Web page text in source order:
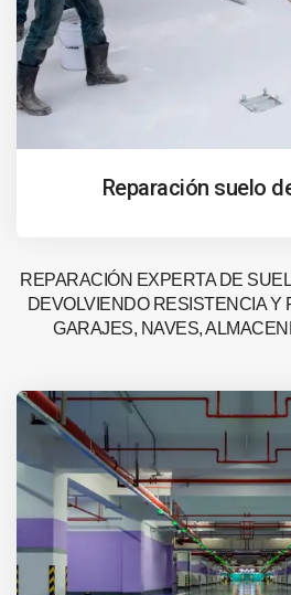
Reparación suelo
REPARACIÓN EXPERTA DE
DEVOLVIENDO RESISTENCIA Y
GARAJES, NAVES,